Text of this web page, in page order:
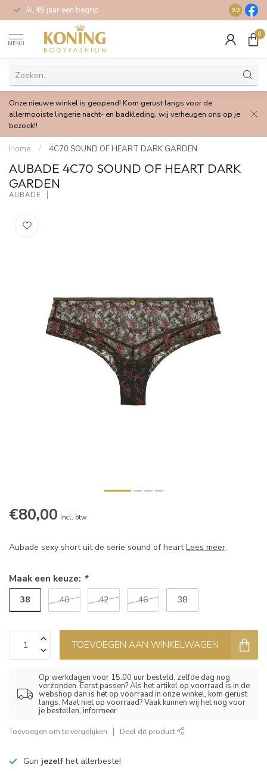
Al 45 jaar een begrip Gratis
9.0
MENU
0
Onze nieuwe winkel is geopend! Kom gerust langs voor de
allermooiste lingerie nacht- en badkleding, wij verheugen ons op je
bezoek!!
Home / 4C70 SOUND OF HEART DARK GARDEN
AUBADE 4C70 SOUND OF HEART DARK
GARDEN
AUBADE
€80,00 Incl. btw
Aubade sexy short uit de serie sound of heartLees meer.
Maak een keuze: *
38 40 42 46 38
TOEVOEGEN AAN WINKELWAGEN
Op werkdagen voor 15:00 uur besteld, zelfde dag nog
verzonden. Eerst passen? Als het artikel op voorraad is in de
webshop dan is het op voorraad in onze winkel, kom gerust
langs. Maat niet op voorraad? Vaak kunnen wij het nog voor
je bestellen, informeer
Toevoegen om te vergelijken Deel dit product
Gun jezelf het allerbeste!